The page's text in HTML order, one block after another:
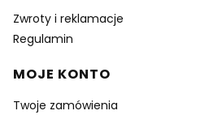
Zwroty i reklamacje
Regulamin
MOJE KONTO
Twoje zamówienia